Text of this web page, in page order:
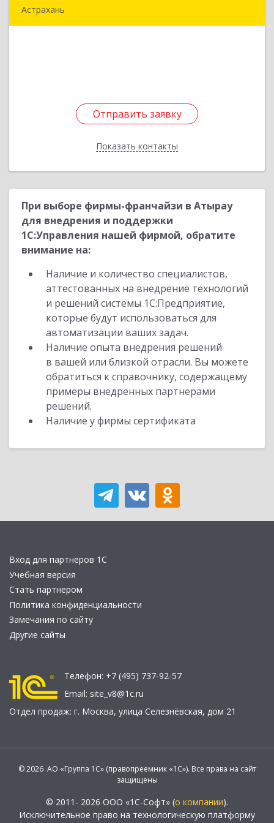
Астрахань
Отправить заявку
Показать контакты
Отправить заявку
Назад
При выборе фирмы-франчайзи в Атырау
для внедрения и поддержки
1С:Управления нашей фирмой, обратите
внимание на:
Наличие и количество специалистов,
аттестованных на внедрение технологий
и решений системы 1С:Предприятие,
которые будут использоваться для
автоматизации ваших задач.
Наличие опыта внедрения решений
в вашей или близкой отрасли. Вы можете
обратиться к справочнику, содержащему
примеры внедренных партнерами
решений.
Наличие у фирмы сертификата
Вход для партнеров 1С
Учебная версия
Стать партнером
Политика конфиденциальности
Замечания по сайту
Другие сайты
Телефон: +7 (495) 737-92-57
Email: site_v8@1c.ru
Отдел продаж: г. Москва, улица Селезнёвская, дом 21
© 2026 АО «Группа 1С» (правопреемник «1С»). Все права на сайт
защищены
© 2011- 2026 ООО «1С-Софт» (о компании).
Исключительное право на технологическую платформу